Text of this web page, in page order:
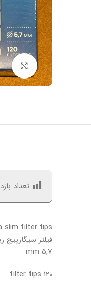
تعداد
slim filter tips
فیلتر سیگارپیچ
5,7 mm
120 filter tips